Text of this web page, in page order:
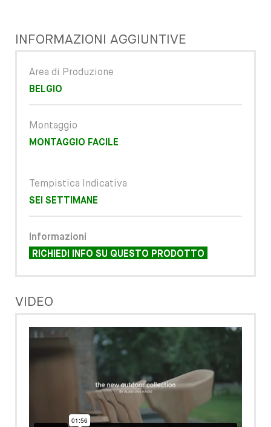
INFORMAZIONI AGGIUNTIVE
Area di Produzione
BELGIO
Montaggio
MONTAGGIO FACILE
Tempistica Indicativa
SEI SETTIMANE
Informazioni
RICHIEDI INFO SU QUESTO PRODOTTO
VIDEO